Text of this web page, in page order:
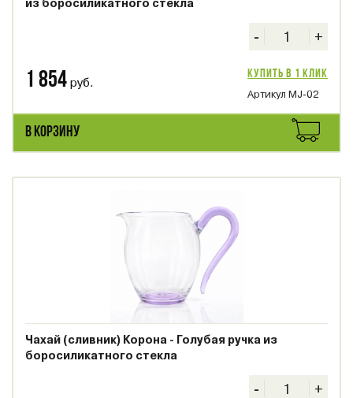
из боросиликатного стекла
- +
1 854 руб.
Купить в 1 клик
Артикул MJ-02
В КОРЗИНУ
Чахай (сливник) Корона - Голубая ручка из
боросиликатного стекла
- +